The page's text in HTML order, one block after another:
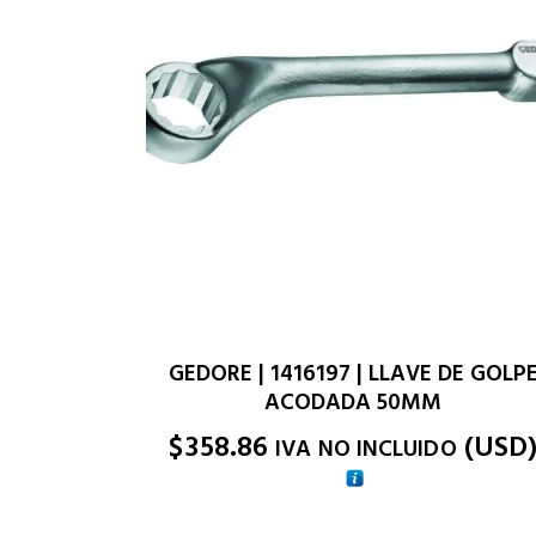
GEDORE | 1416197 | LLAVE DE
ACODADA 50MM
$358.86 IVA NO INCLUIDO (USD